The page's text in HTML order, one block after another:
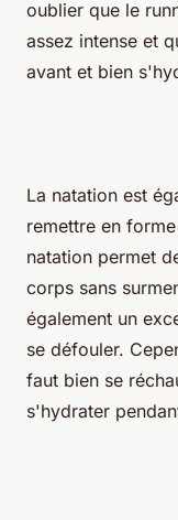
oublier que le
assez intense et
avant et bien
La natation est
remettre en
natation permet
corps sans
également un
se défouler.
faut bien se
s'hydrater